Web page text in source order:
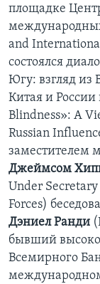
площадке
and
состоялся
Югу: взгляд из
Китая и
Blindness»: A
Russian
заместителем
Джеймсом
Under
Forces)
Дэниел Ранди
бывший
Всемирного